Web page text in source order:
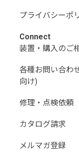
プライバシーポ
Connect
装置・購入のご
各種お問い合わ
向け)
修理・点検依頼
カタログ請求
メルマガ登録